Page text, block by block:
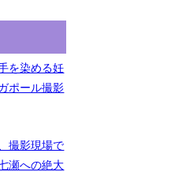
を染める妊
ポール撮影
撮影現場で
瀬への絶大